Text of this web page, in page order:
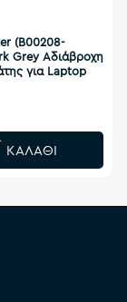
(B00208-
Grey Αδιάβροχη
για Laptop
ΚΑΛΆΘΙ